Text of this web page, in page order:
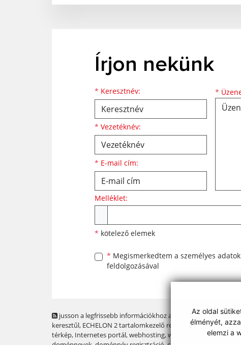
Az oldal
élményét,
elemzi a
Írjon nekünk
* Keresztnév:
Keresztnév
* Vezetéknév:
Vezetéknév
* E-mail cím:
E-mail cím *
Melléklet:
* kötelező elemek
* Megismerkedtem a személyes adatok
feldolgozásával
jusson a legfrissebb információkhoz az RSS csatornánkon
keresztűl, ECHELON 2 tartalomkezelő rendszer,Honlap
térkép, Internetes portál,webhosting,webex.digital, s.r.o.,